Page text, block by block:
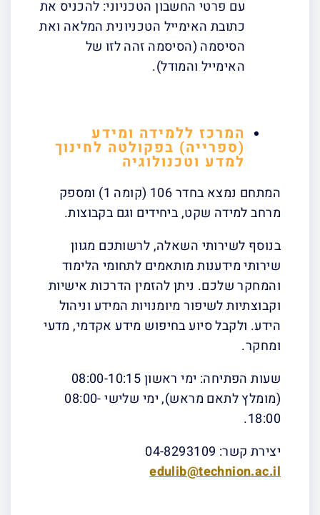
עם פרטי החשבון הטכניוני: להכניס את
כתובת האימייל הטכניונית המלאה ואת
הסיסמה (הסיסמה זהה לזו של
האימייל והמודל).
המרכז ללמידה ומידע
(ספרייה) בפקולטה לחינוך
למדע וטכנולוגיה
המתחם נמצא בחדר 106 (קומה 1) ומספק
מרחב למידה שקט, ביחידים וגם בקבוצות.
בנוסף לשירותי השאלה, לרשותכם מגוון
שירותי מידענות מותאמים לתחומי הלימוד
והמחקר שלכם. ניתן להזמין הדרכות אישיות
וקבוצתיות לשיפור מיומנויות המידע וניהול
הידע. ולקבל סיוע בחיפוש מידע אקדמי, מדעי
ומחקר.
שעות הפתיחה: ימי ראשון 08:00-10:15
(מומלץ לתאם מראש), ימי שלישי 08:00-
18:00.
יצירת קשר: 04-8293109
edulib@technion.ac.il